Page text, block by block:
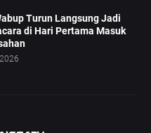
Turun Langsung Jadi
di Hari Pertama Masuk